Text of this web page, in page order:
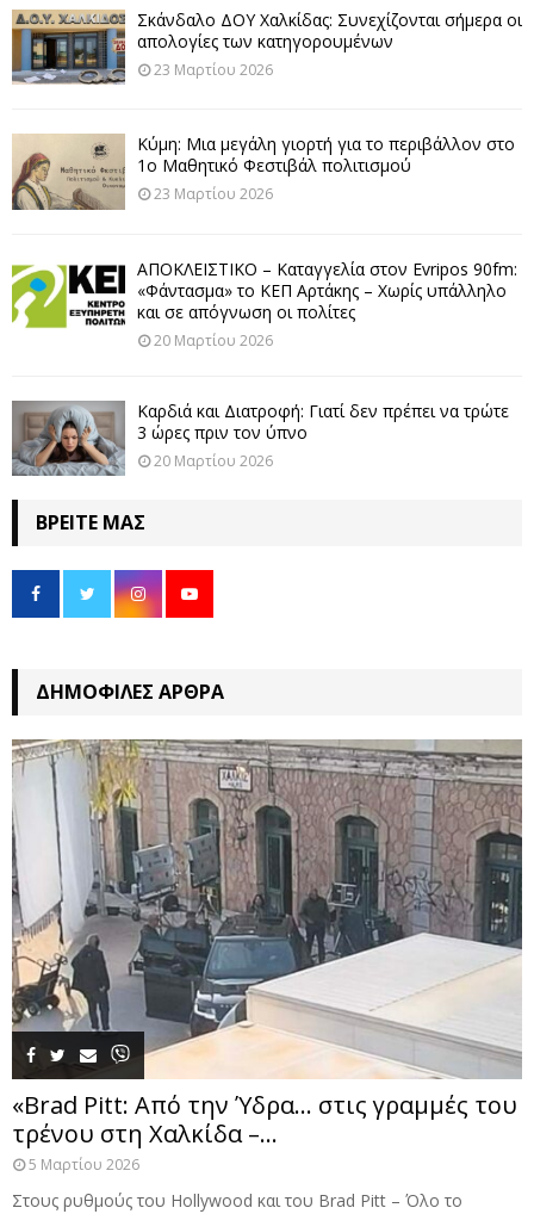
Σκάνδαλο ΔΟΥ Χαλκίδας: Συνεχίζονται σήμερα οι
απολογίες των κατηγορουμένων
23 Μαρτίου 2026
Κύμη: Μια μεγάλη γιορτή για το περιβάλλον στο
1ο Μαθητικό Φεστιβάλ πολιτισμού
23 Μαρτίου 2026
ΑΠΟΚΛΕΙΣΤΙΚΟ – Καταγγελία στον Evripos 90fm:
«Φάντασμα» το ΚΕΠ Αρτάκης – Χωρίς υπάλληλο
και σε απόγνωση οι πολίτες
20 Μαρτίου 2026
Καρδιά και Διατροφή: Γιατί δεν πρέπει να τρώτε
3 ώρες πριν τον ύπνο
20 Μαρτίου 2026
ΒΡΕΊΤΕ ΜΑΣ
ΔΗΜΟΦΙΛΈΣ ΆΡΘΡΑ
«Brad Pitt: Από την Ύδρα… στις γραμμές του
τρένου στη Χαλκίδα –...
5 Μαρτίου 2026
Στους ρυθμούς του Hollywood και του Brad Pitt – Όλο το